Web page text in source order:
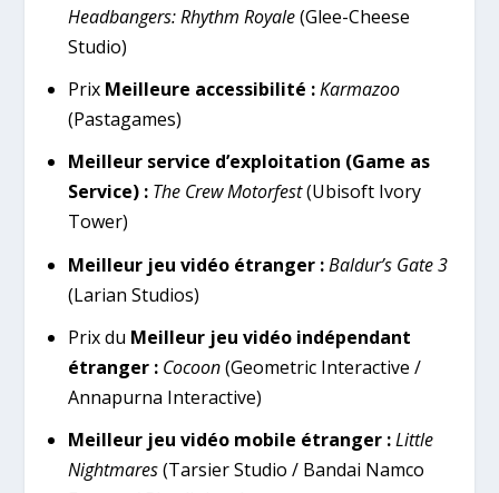
Headbangers: Rhythm Royale(Glee-Cheese
Studio)
Prix Meilleure accessibilité :Karmazoo
(Pastagames)
Meilleur service d’exploitation (Game as
Service) : The Crew Motorfest(Ubisoft Ivory
Tower)
Meilleur jeu vidéo étranger :Baldur’s Gate 3
(Larian Studios)
Prix du Meilleur jeu vidéo indépendant
étranger : Cocoon(Geometric Interactive /
Annapurna Interactive)
Meilleur jeu vidéo mobile étranger :Little
Nightmares(Tarsier Studio / Bandai Namco